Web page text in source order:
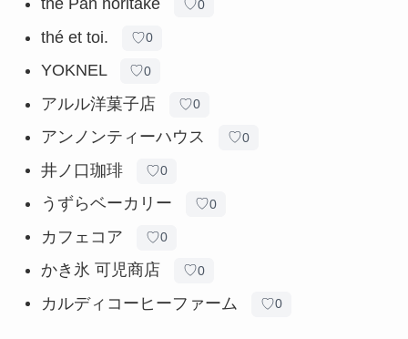
the Pan noritake ♡0
thé et toi. ♡0
YOKNEL ♡0
アルル洋菓子店 ♡0
アンノンティーハウス ♡0
井ノ口珈琲 ♡0
うずらベーカリー ♡0
カフェコア ♡0
かき氷 可児商店 ♡0
カルディコーヒーファーム ♡0